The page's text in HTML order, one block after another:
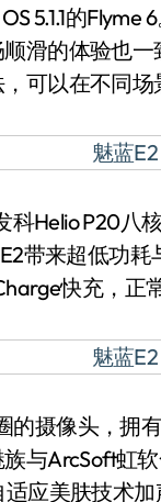
5.1.1的Flyme
滑的体验也
可以在不同场
Helio P20八
带来超低功
快充，正
摄像头，拥有
与ArcSoft虹
应美肤技术